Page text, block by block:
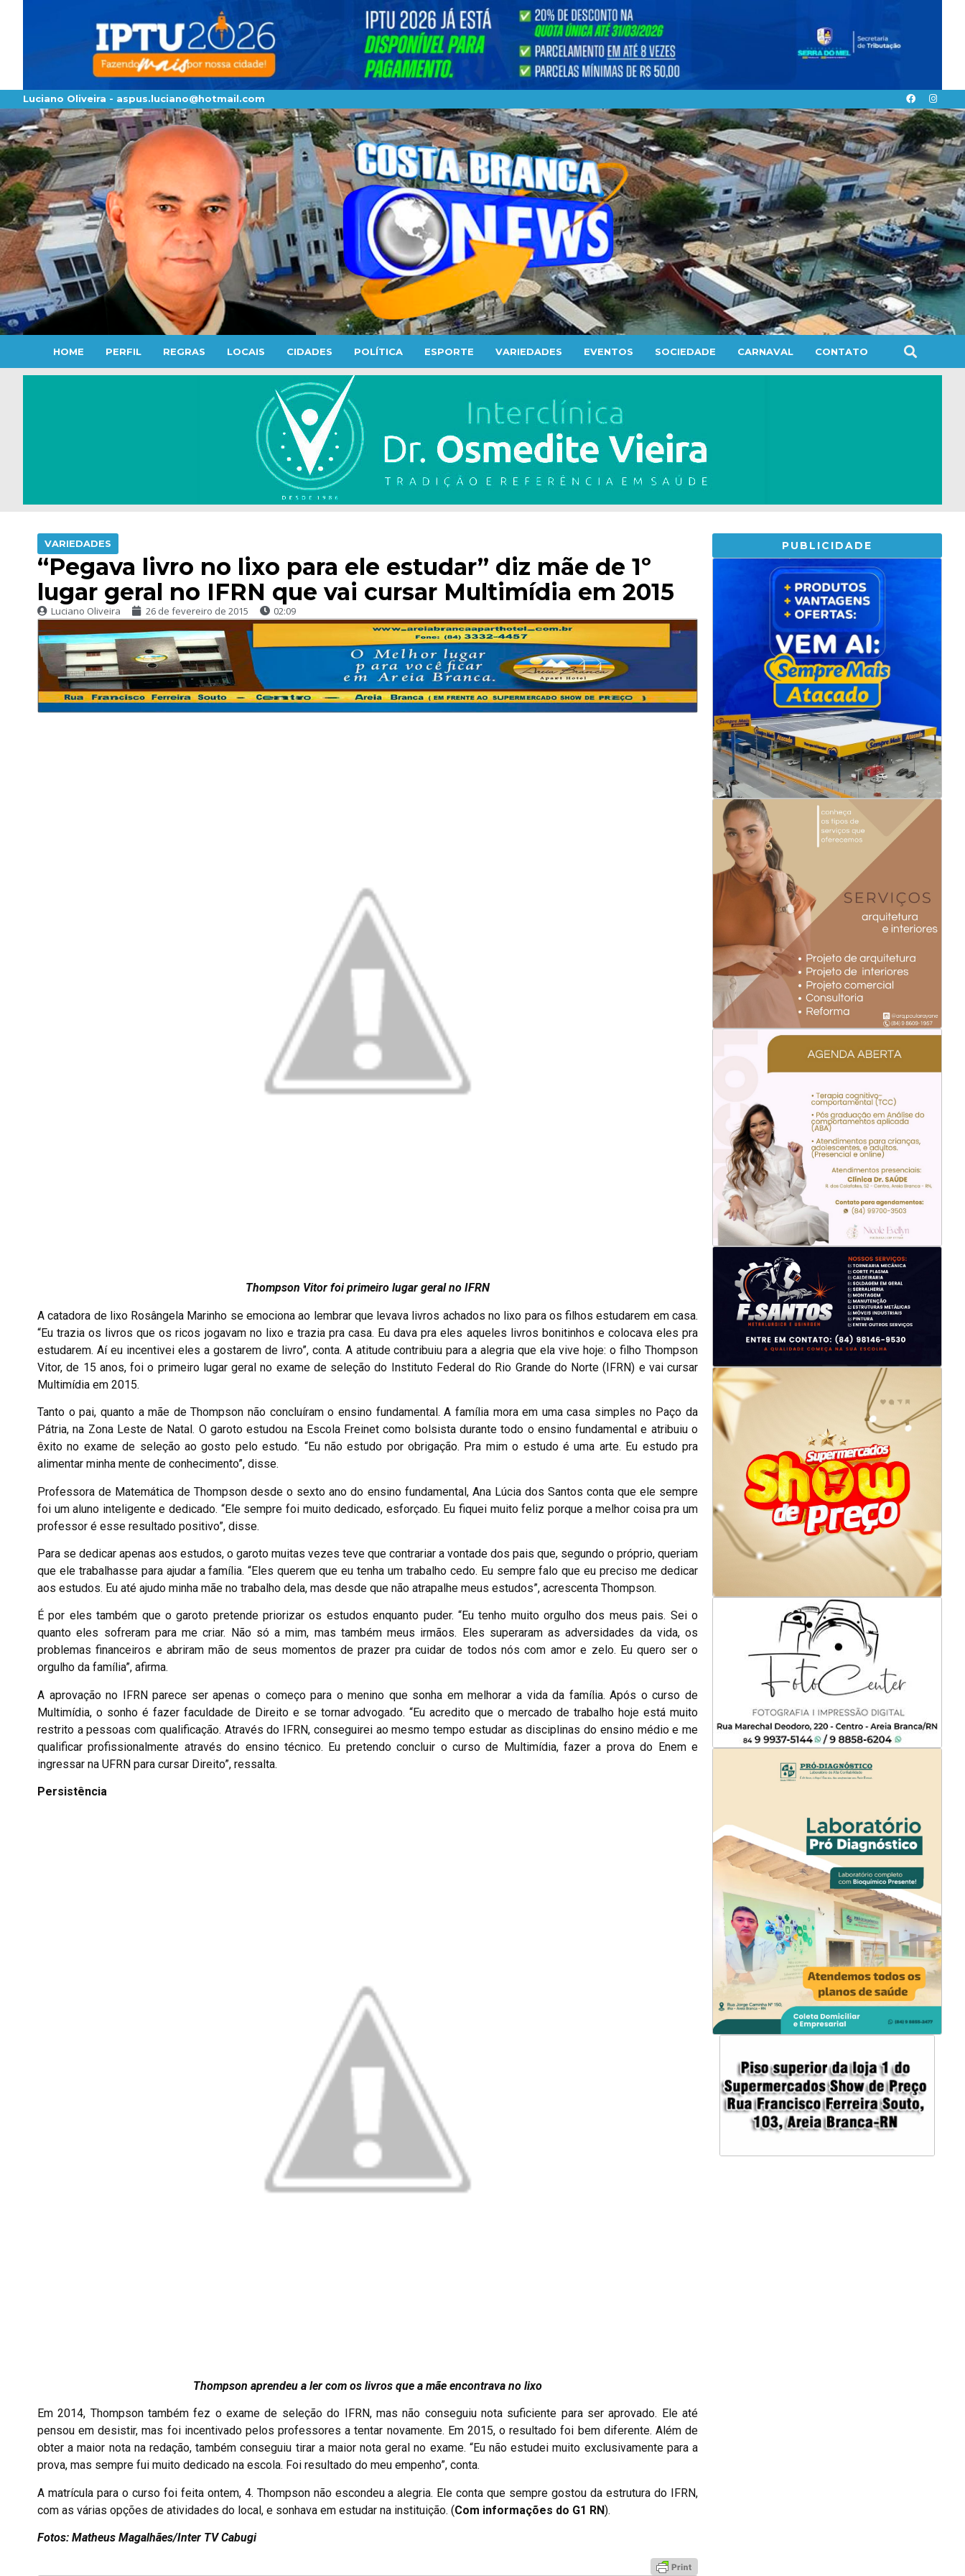
Luciano Oliveira - aspus.luciano@hotmail.com
HOME PERFIL REGRAS LOCAIS CIDADES POLÍTICA ESPORTE VARIEDADES EVENTOS SOCIEDADE CARNAVAL CONTATO
VARIEDADES
“Pegava livro no lixo para ele estudar” diz mãe de 1º
lugar geral no IFRN que vai cursar Multimídia em 2015
Luciano Oliveira 26 de fevereiro de 2015 02:09
Thompson Vitor foi primeiro lugar geral no IFRN
A catadora de lixo Rosângela Marinho se emociona ao lembrar que levava livros achados no lixo para os filhos estudarem em casa.
“Eu trazia os livros que os ricos jogavam no lixo e trazia pra casa. Eu dava pra eles aqueles livros bonitinhos e colocava eles pra
estudarem. Aí eu incentivei eles a gostarem de livro”, conta. A atitude contribuiu para a alegria que ela vive hoje: o filho Thompson
Vitor, de 15 anos, foi o primeiro lugar geral no exame de seleção do Instituto Federal do Rio Grande do Norte (IFRN) e vai cursar
Multimídia em 2015.
Tanto o pai, quanto a mãe de Thompson não concluíram o ensino fundamental. A família mora em uma casa simples no Paço da
Pátria, na Zona Leste de Natal. O garoto estudou na Escola Freinet como bolsista durante todo o ensino fundamental e atribuiu o
êxito no exame de seleção ao gosto pelo estudo. “Eu não estudo por obrigação. Pra mim o estudo é uma arte. Eu estudo pra
alimentar minha mente de conhecimento”, disse.
Professora de Matemática de Thompson desde o sexto ano do ensino fundamental, Ana Lúcia dos Santos conta que ele sempre
foi um aluno inteligente e dedicado. “Ele sempre foi muito dedicado, esforçado. Eu fiquei muito feliz porque a melhor coisa pra um
professor é esse resultado positivo”, disse.
Para se dedicar apenas aos estudos, o garoto muitas vezes teve que contrariar a vontade dos pais que, segundo o próprio, queriam
que ele trabalhasse para ajudar a família. “Eles querem que eu tenha um trabalho cedo. Eu sempre falo que eu preciso me dedicar
aos estudos. Eu até ajudo minha mãe no trabalho dela, mas desde que não atrapalhe meus estudos”, acrescenta Thompson.
É por eles também que o garoto pretende priorizar os estudos enquanto puder. “Eu tenho muito orgulho dos meus pais. Sei o
quanto eles sofreram para me criar. Não só a mim, mas também meus irmãos. Eles superaram as adversidades da vida, os
problemas financeiros e abriram mão de seus momentos de prazer pra cuidar de todos nós com amor e zelo. Eu quero ser o
orgulho da família”, afirma.
A aprovação no IFRN parece ser apenas o começo para o menino que sonha em melhorar a vida da família. Após o curso de
Multimídia, o sonho é fazer faculdade de Direito e se tornar advogado. “Eu acredito que o mercado de trabalho hoje está muito
restrito a pessoas com qualificação. Através do IFRN, conseguirei ao mesmo tempo estudar as disciplinas do ensino médio e me
qualificar profissionalmente através do ensino técnico. Eu pretendo concluir o curso de Multimídia, fazer a prova do Enem e
ingressar na UFRN para cursar Direito”, ressalta.
Persistência
Thompson aprendeu a ler com os livros que a mãe encontrava no lixo
Em 2014, Thompson também fez o exame de seleção do IFRN, mas não conseguiu nota suficiente para ser aprovado. Ele até
pensou em desistir, mas foi incentivado pelos professores a tentar novamente. Em 2015, o resultado foi bem diferente. Além de
obter a maior nota na redação, também conseguiu tirar a maior nota geral no exame. “Eu não estudei muito exclusivamente para a
prova, mas sempre fui muito dedicado na escola. Foi resultado do meu empenho”, conta.
A matrícula para o curso foi feita ontem, 4. Thompson não escondeu a alegria. Ele conta que sempre gostou da estrutura do IFRN,
com as várias opções de atividades do local, e sonhava em estudar na instituição. (Com informações do G1 RN).
Fotos: Matheus Magalhães/Inter TV Cabugi
PUBLICIDADE